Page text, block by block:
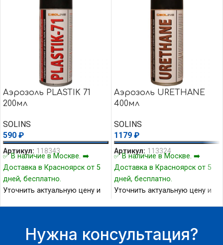
Аэрозоль PLASTIK 71
200мл
SOLINS
590 ₽
Артикул: 118343
✅ В наличие в Москве. ➡️
Доставка в Красноярск от 5
дней, бесплатно.
Уточнить актуальную цену и
Аэрозоль URETHANE
400мл
SOLINS
1179 ₽
Артикул: 113324
✅ В наличие в Москве. ➡️
Доставка в Красноярск от 5
дней, бесплатно.
Уточнить актуальную цену и
Нужна консультация?